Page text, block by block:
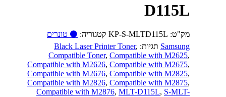
D115L
מק"ט: KP-S-MLTD115L קטגוריה: ⚫ טונרים
Samsung תגיות: Black Laser Printer Toner,
Compatible Toner, Compatible with M2625,
Compatible with M2626, Compatible with M2675,
Compatible with M2676, Compatible with M2825,
Compatible with M2826, Compatible with M2875,
Compatible with M2876, MLT-D115L, S-MLT-